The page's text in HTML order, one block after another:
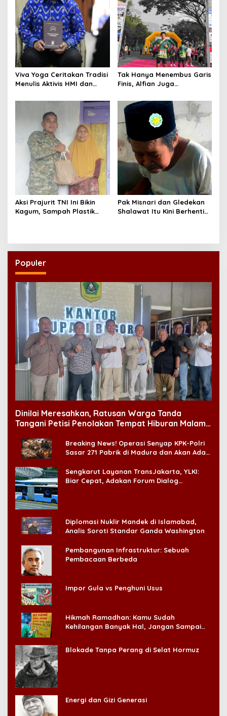
Viva Yoga Ceritakan Tradisi
Menulis Aktivis HMI dan
Tak Hanya Menembus Garis
Finis, Alfian Juga
Aksi Prajurit TNI Ini Bikin
Kagum, Sampah Plastik
Pak Misnari dan Gledekan
Shalawat Itu Kini Berhenti
Populer
Dinilai Meresahkan, Ratusan Warga Tanda
Tangani Petisi Penolakan Tempat Hiburan Malam
Breaking News! Operasi Senyap KPK-Polri
Sasar 271 Pabrik di Madura dan Akan Ada
Sengkarut Layanan TransJakarta, YLKI:
Biar Cepat, Adakan Forum Dialog
Diplomasi Nuklir Mandek di Islamabad,
Analis Soroti Standar Ganda Washington
Pembangunan Infrastruktur: Sebuah
Pembacaan Berbeda
Impor Gula vs Penghuni Usus
Hikmah Ramadhan: Kamu Sudah
Kehilangan Banyak Hal, Jangan Sampai
Blokade Tanpa Perang di Selat Hormuz
Energi dan Gizi Generasi